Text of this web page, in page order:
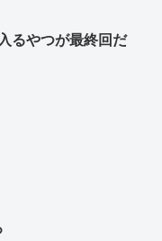
るやつが最終回だ